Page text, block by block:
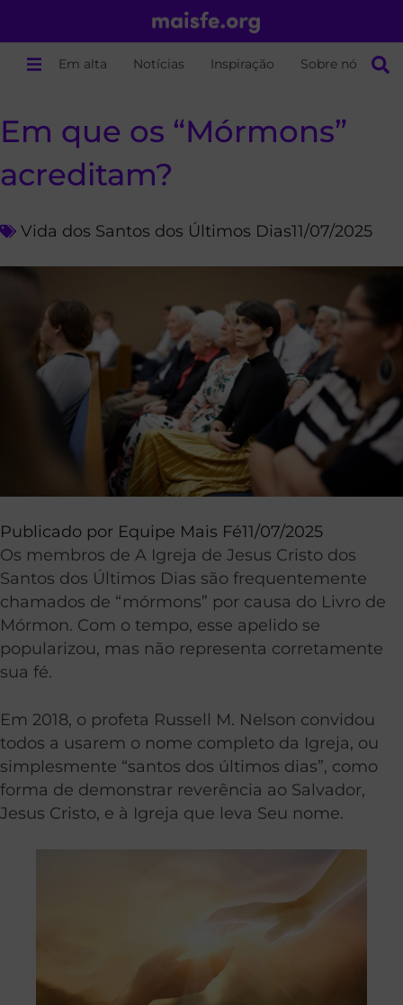
Em alta Notícias Inspiração Sobre nós
Em que os “Mórmons”
acreditam?
Vida dos Santos dos Últimos Dias11/07/2025
Publicado por Equipe Mais Fé11/07/2025
Os membros de A Igreja de Jesus Cristo dos
Santos dos Últimos Dias são frequentemente
chamados de “mórmons” por causa do Livro de
Mórmon. Com o tempo, esse apelido se
popularizou, mas não representa corretamente
sua fé.
Em 2018, o profeta Russell M. Nelson convidou
todos a usarem o nome completo da Igreja, ou
simplesmente “santos dos últimos dias”, como
forma de demonstrar reverência ao Salvador,
Jesus Cristo, e à Igreja que leva Seu nome.